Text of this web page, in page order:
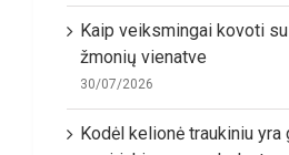
Kaip veiksmingai kovoti
žmonių vienatve
30/07/2026
Kodėl kelionė traukiniu yra